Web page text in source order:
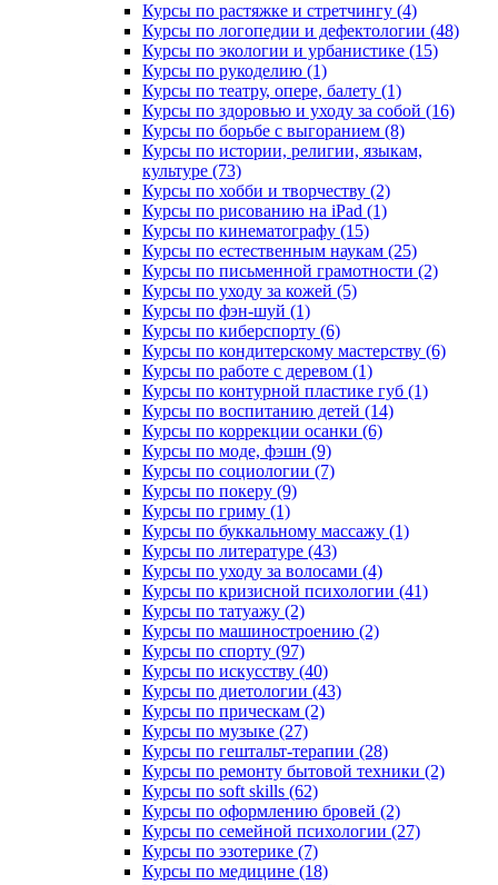
Курсы по растяжке и стретчингу (4)
Курсы по логопедии и дефектологии (48)
Курсы по экологии и урбанистике (15)
Курсы по рукоделию (1)
Курсы по театру, опере, балету (1)
Курсы по здоровью и уходу за собой (16)
Курсы по борьбе с выгоранием (8)
Курсы по истории, религии, языкам,
культуре (73)
Курсы по хобби и творчеству (2)
Курсы по рисованию на iPad (1)
Курсы по кинематографу (15)
Курсы по естественным наукам (25)
Курсы по письменной грамотности (2)
Курсы по уходу за кожей (5)
Курсы по фэн-шуй (1)
Курсы по киберспорту (6)
Курсы по кондитерскому мастерству (6)
Курсы по работе с деревом (1)
Курсы по контурной пластике губ (1)
Курсы по воспитанию детей (14)
Курсы по коррекции осанки (6)
Курсы по моде, фэшн (9)
Курсы по социологии (7)
Курсы по покеру (9)
Курсы по гриму (1)
Курсы по буккальному массажу (1)
Курсы по литературе (43)
Курсы по уходу за волосами (4)
Курсы по кризисной психологии (41)
Курсы по татуажу (2)
Курсы по машиностроению (2)
Курсы по спорту (97)
Курсы по искусству (40)
Курсы по диетологии (43)
Курсы по прическам (2)
Курсы по музыке (27)
Курсы по гештальт-терапии (28)
Курсы по ремонту бытовой техники (2)
Курсы по soft skills (62)
Курсы по оформлению бровей (2)
Курсы по семейной психологии (27)
Курсы по эзотерике (7)
Курсы по медицине (18)